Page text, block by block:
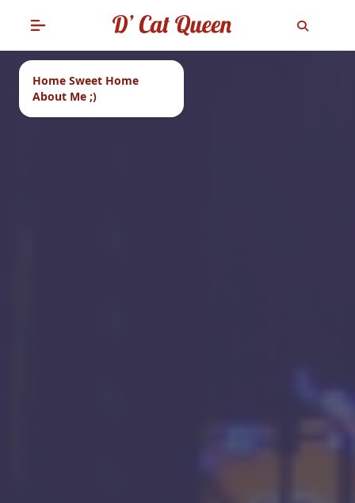
Home Sweet Home
About Me ;)